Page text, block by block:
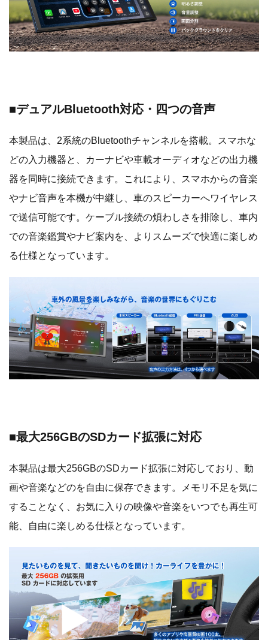
■デュアルBluetooth対応・四つの音声
本製品は、2系統のBluetoothチャンネルを搭載。スマホな
どの入力機器と、カーナビや車載オーディオなどの出力機
器を同時に接続できます。これにより、スマホからの音楽
やナビ音声を本機が中継し、車のスピーカーへワイヤレス
で送信可能です。ケーブル接続の煩わしさを排除し、車内
での音楽鑑賞やナビ案内を、よりスムーズで快適に楽しめ
る仕様となっています。
■最大256GBのSDカード拡張に対応
本製品は最大256GBのSDカード拡張に対応しており、動
画や音楽などのを自由に保存できます。メモリ不足を気に
することなく、お気に入りの映像や音楽をいつでも再生可
能、自由に楽しめる仕様となっています。